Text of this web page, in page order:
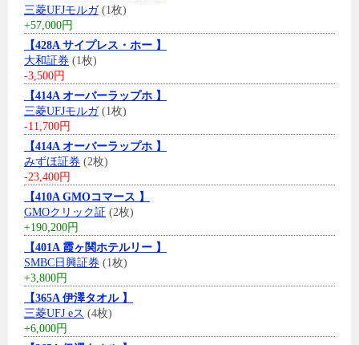
三菱UFJモルガ(1枚)
+57,000円
【428A サイプレス・ホー 】
大和証券 (1枚)
-3,500円
【414A オーバーラップホ 】
三菱UFJモルガ(1枚)
-11,700円
【414A オーバーラップホ 】
みずほ証券 (2枚)
-23,400円
【410A GMOコマース 】
GMOクリック証 (2枚)
+190,200円
【401A 霞ヶ関ホテルリー 】
SMBC日興証券 (1枚)
+3,800円
【365A 伊澤タオル 】
三菱UFJ eス (4枚)
+6,000円